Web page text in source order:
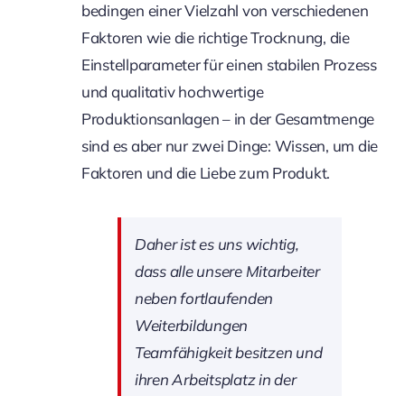
bedingen einer Vielzahl von verschiedenen
Faktoren wie die richtige Trocknung, die
Einstellparameter für einen stabilen Prozess
und qualitativ hochwertige
Produktionsanlagen – in der Gesamtmenge
sind es aber nur zwei Dinge: Wissen, um die
Faktoren und die Liebe zum Produkt.
Daher ist es uns wichtig,
dass alle unsere Mitarbeiter
neben fortlaufenden
Weiterbildungen
Teamfähigkeit besitzen und
ihren Arbeitsplatz in der